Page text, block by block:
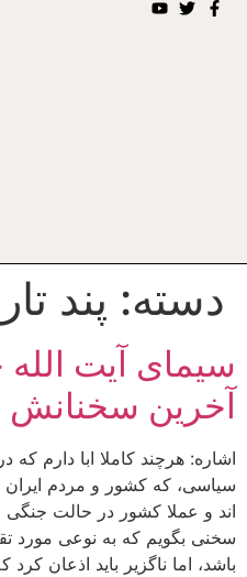
دسته: پند
سیمای آیت الله
آخرین سخنانش
اشاره: هرچند کاملا ابا دارم
سیاسی، که کشور و مردم ایران
اند و عملا کشور در حالت جنگی
سخنی بگویم که به نوعی مورد
باشد، اما ناگزیر باید اذعان